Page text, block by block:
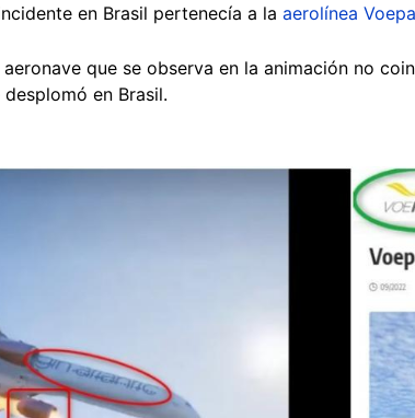
en Brasil pertenecía a la aerolínea
que se observa en la animación no
en Brasil.